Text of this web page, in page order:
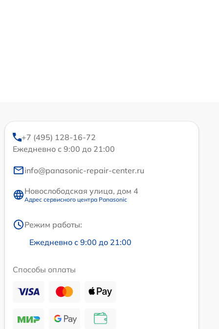
+7 (495) 128-16-72
Ежедневно с 9:00 до 21:00
info@panasonic-repair-center.ru
Новослободская улица, дом 4
Адрес сервисного центра Panasonic
Режим работы:
Ежедневно с 9:00 до 21:00
Способы оплаты